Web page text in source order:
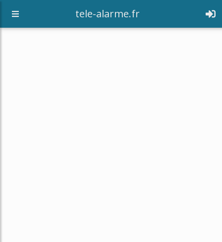
tele-alarme.fr